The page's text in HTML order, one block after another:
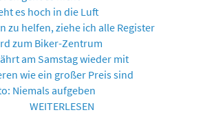
es hoch in die Luft
zu helfen, ziehe ich alle Register
zum Biker-Zentrum
am Samstag wieder mit
wie ein großer Preis sind
Niemals aufgeben
WEITERLESEN